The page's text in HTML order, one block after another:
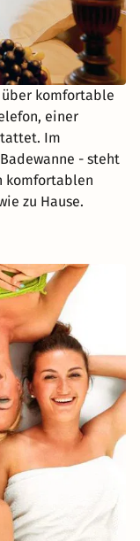
über komfortable
einer
Im
- steht
komfortablen
zu Hause.